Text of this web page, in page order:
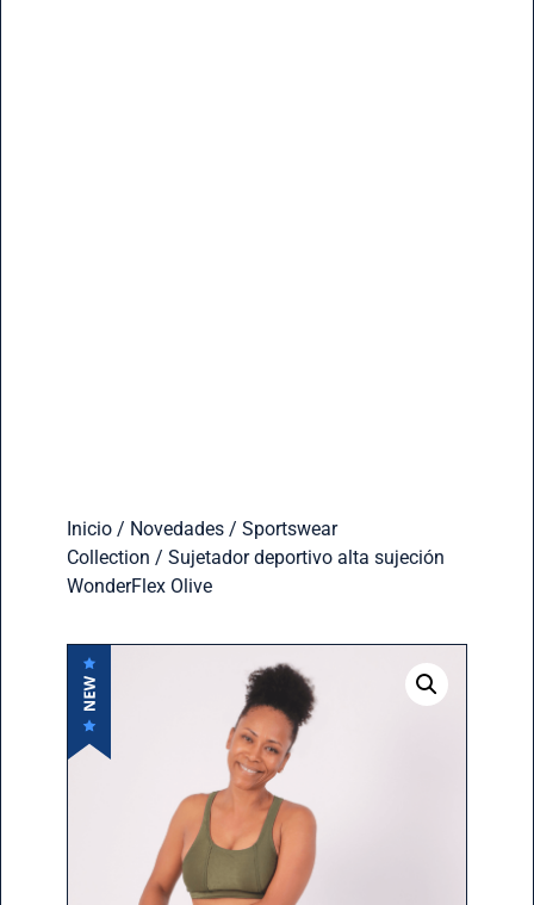
Inicio/ Novedades/ Sportswear
Collection / Sujetador deportivo alta sujeción
WonderFlex Olive